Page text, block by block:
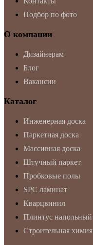
Подбор по фото
О компании
Дизайнерам
Блог
Вакансии
Каталог
Инженерная доска
Паркетная доска
Массивная доска
Штучный паркет
Пробковые полы
SPC ламинат
Кварцвинил
Плинтус напольный
Строительная химия